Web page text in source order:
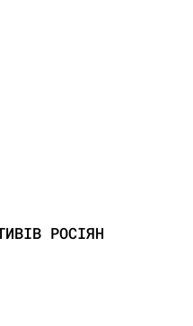
РОСІЯН